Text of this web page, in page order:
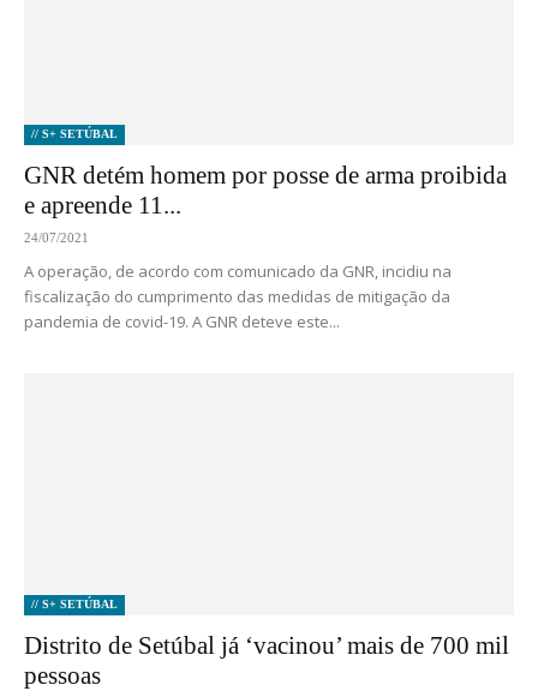
// S+ SETÚBAL
GNR detém homem por posse de arma proibida
e apreende 11...
24/07/2021
A operação, de acordo com comunicado da GNR, incidiu na
fiscalização do cumprimento das medidas de mitigação da
pandemia de covid-19. A GNR deteve este...
// S+ SETÚBAL
Distrito de Setúbal já ‘vacinou’ mais de 700 mil
pessoas